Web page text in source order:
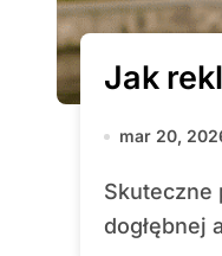
Jak
mar 20,
Skuteczne promowanie usług edukacyjnych w Gdańsku wymaga połączenia
dogłębnej